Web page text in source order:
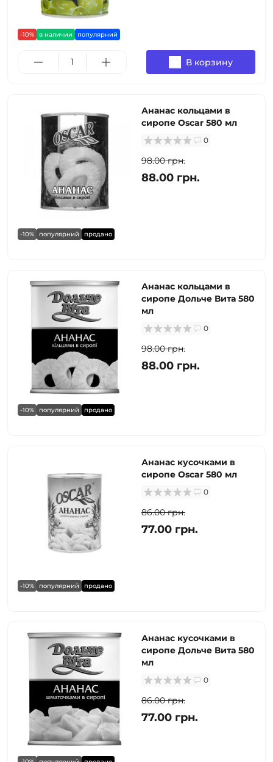
-10% в наличии популярний
В корзину
-10% популярний продано
Ананас кольцами в
сиропе Oscar 580 мл
0
98.00 грн.
88.00 грн.
-10% популярний продано
Ананас кольцами в
сиропе Дольче Вита 580
мл
0
98.00 грн.
88.00 грн.
-10% популярний продано
Ананас кусочками в
сиропе Oscar 580 мл
0
86.00 грн.
77.00 грн.
Ананас кусочками в
сиропе Дольче Вита 580
мл
0
86.00 грн.
77.00 грн.